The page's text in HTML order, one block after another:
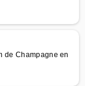
de Champagne en